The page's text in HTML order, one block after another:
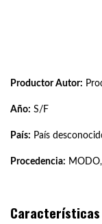
Productor Autor:
Año: S/F
País: País
Procedencia:
Características